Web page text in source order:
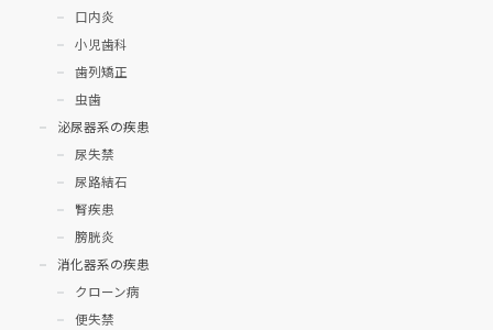
口内炎
小児歯科
歯列矯正
虫歯
泌尿器系の疾患
尿失禁
尿路結石
腎疾患
膀胱炎
消化器系の疾患
クローン病
便失禁